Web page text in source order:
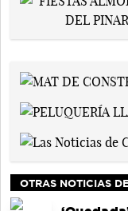
OTRAS NOTICIAS